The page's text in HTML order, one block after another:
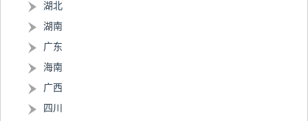
湖北
湖南
广东
海南
广西
四川